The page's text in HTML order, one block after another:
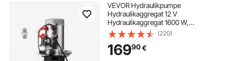
VEVOR Hydraulikpumpe
Hydraulikaggregat 12 V
Hydraulikaggregat 1600 W,
Einfachwirkende Hydraulikpumpe
Hydraulic Power Pack, 3,79 L Tank
Hand Pump Hydraulikaggregat, für
Aufzüge, Gabelstapler usw.
(220)
16990€